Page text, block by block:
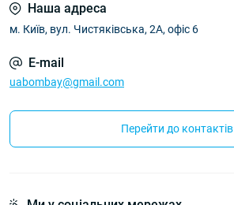
Наша адреса
м. Київ, вул. Чистяківська, 2А, офіс 6
E-mail
uabombay@gmail.com
Перейти до контактів